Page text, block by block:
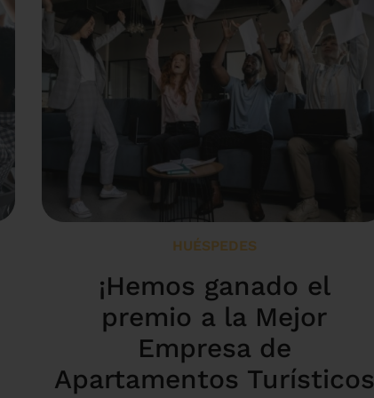
HUÉSPEDES
¡Hemos ganado el
premio a la Mejor
Empresa de
Apartamentos Turísticos